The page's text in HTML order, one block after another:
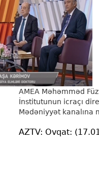
AMEA Məhəmməd
İnstitutunun icraçı
Mədəniyyət kanalına
AZTV: Ovqat: